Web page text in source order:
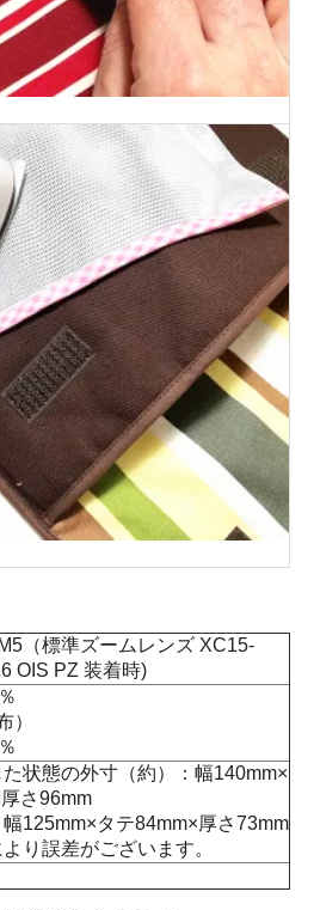
（標準ズームレンズ XC15-
OIS PZ 装着時)
）
状態の外寸（約）：幅140mm×
さ96mm
125mm×タテ84mm×厚さ73mm
り誤差がございます。